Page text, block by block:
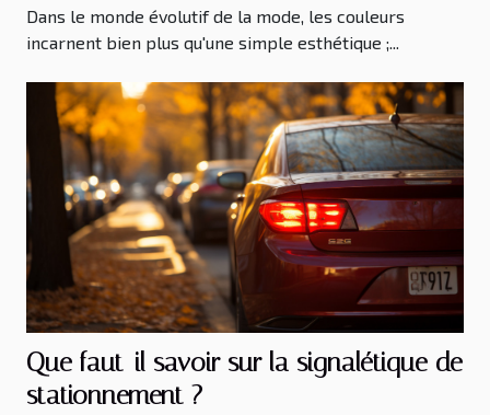
Dans le monde évolutif de la mode, les couleurs
incarnent bien plus qu'une simple esthétique ;...
Que faut-il savoir sur la signalétique de
stationnement ?